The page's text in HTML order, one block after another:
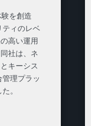
を創造
ティのレベ
高い運用
社は、ネ
キーシス
理プラッ
。